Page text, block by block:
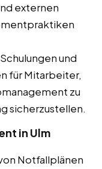
externen
und
für Mitarbeiter,
zu
sicherzustellen.
in Ulm
Notfallplänen